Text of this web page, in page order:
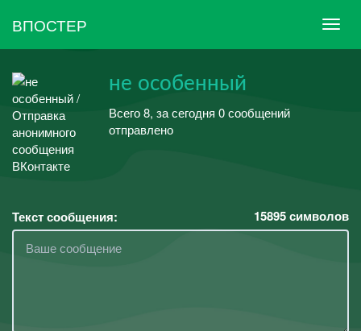
ВПОСТЕР
не особенный
Всего 8, за сегодня 0 сообщений
отправлено
Текст сообщения: 15895символов